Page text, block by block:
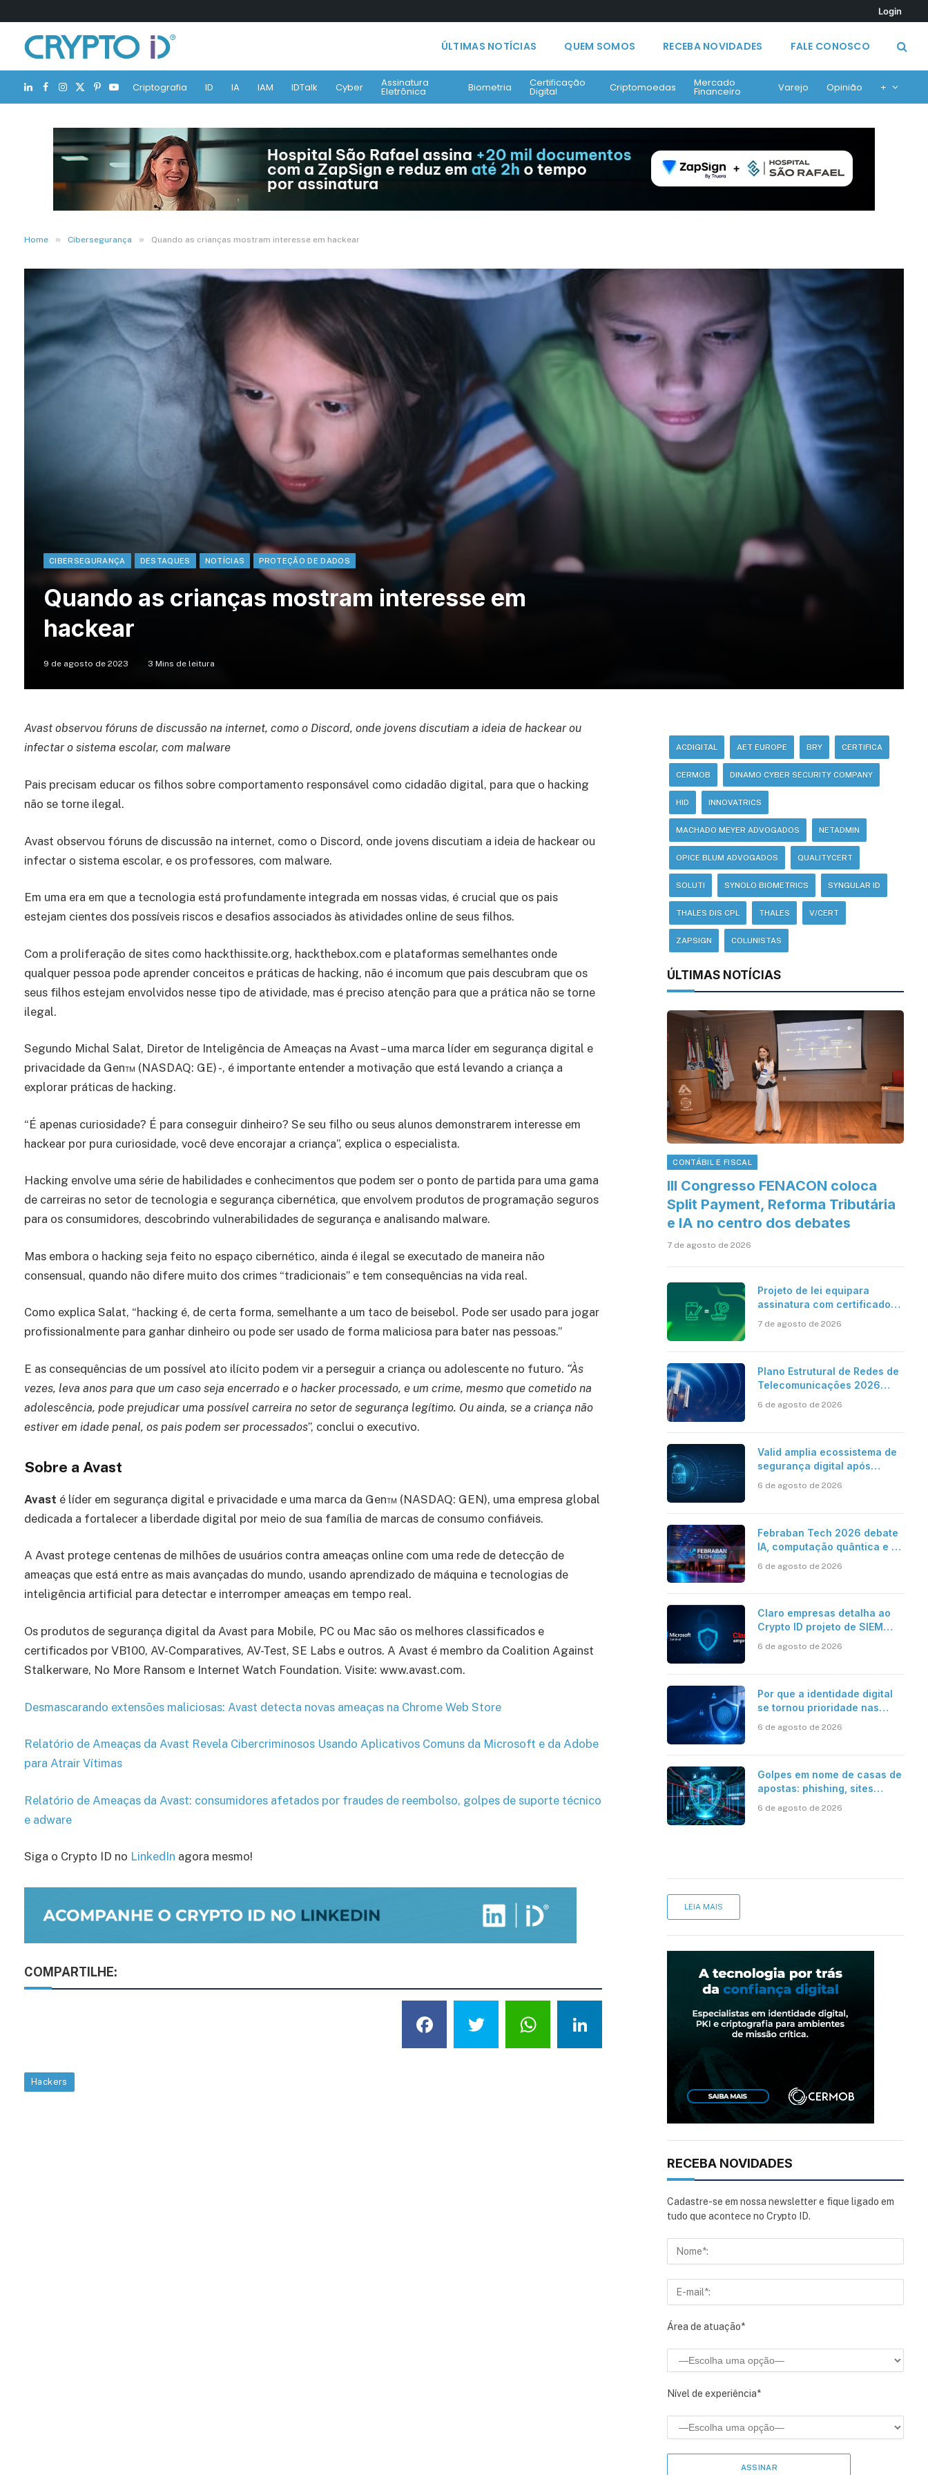
Login
ÚLTIMAS NOTÍCIAS QUEM SOMOS RECEBA NOVIDADES FALE CONOSCO
LinkedIn
Facebook
Instagram
X
(Twitter)
Pinterest
YouTubeCriptografia ID IA IAM IDTalk Cyber Assinatura
Eletrônica Biometria Certificação
Digital Criptomoedas Mercado
Financeiro Varejo Opinião +
Home » Cibersegurança » Quando as crianças mostram interesse em hackear
CIBERSEGURANÇA DESTAQUES NOTÍCIAS PROTEÇÃO DE DADOS
Quando as crianças mostram interesse em
hackear
9 de agosto de 2023 3 Mins de leitura
Avast observou fóruns de discussão na internet, como o Discord, onde jovens discutiam a ideia de hackear ou
infectar o sistema escolar, com malware
Pais precisam educar os filhos sobre comportamento responsável como cidadão digital, para que o hacking
não se torne ilegal.
Avast observou fóruns de discussão na internet, como o Discord, onde jovens discutiam a ideia de hackear ou
infectar o sistema escolar, e os professores, com malware.
Em uma era em que a tecnologia está profundamente integrada em nossas vidas, é crucial que os pais
estejam cientes dos possíveis riscos e desafios associados às atividades online de seus filhos.
Com a proliferação de sites como hackthissite.org, hackthebox.com e plataformas semelhantes onde
qualquer pessoa pode aprender conceitos e práticas de hacking, não é incomum que pais descubram que os
seus filhos estejam envolvidos nesse tipo de atividade, mas é preciso atenção para que a prática não se torne
ilegal.
Segundo Michal Salat, Diretor de Inteligência de Ameaças na Avast – uma marca líder em segurança digital e
privacidade da Gen™ (NASDAQ: GE) -, é importante entender a motivação que está levando a criança a
explorar práticas de hacking.
“É apenas curiosidade? É para conseguir dinheiro? Se seu filho ou seus alunos demonstrarem interesse em
hackear por pura curiosidade, você deve encorajar a criança”, explica o especialista.
Hacking envolve uma série de habilidades e conhecimentos que podem ser o ponto de partida para uma gama
de carreiras no setor de tecnologia e segurança cibernética, que envolvem produtos de programação seguros
para os consumidores, descobrindo vulnerabilidades de segurança e analisando malware.
Mas embora o hacking seja feito no espaço cibernético, ainda é ilegal se executado de maneira não
consensual, quando não difere muito dos crimes “tradicionais” e tem consequências na vida real.
Como explica Salat, “hacking é, de certa forma, semelhante a um taco de beisebol. Pode ser usado para jogar
profissionalmente para ganhar dinheiro ou pode ser usado de forma maliciosa para bater nas pessoas.”
E as consequências de um possível ato ilícito podem vir a perseguir a criança ou adolescente no futuro. “Às
vezes, leva anos para que um caso seja encerrado e o hacker processado, e um crime, mesmo que cometido na
adolescência, pode prejudicar uma possível carreira no setor de segurança legítimo. Ou ainda, se a criança não
estiver em idade penal, os pais podem ser processados”, conclui o executivo.
Sobre a Avast
Avast é líder em segurança digital e privacidade e uma marca da Gen™ (NASDAQ: GEN), uma empresa global
dedicada a fortalecer a liberdade digital por meio de sua família de marcas de consumo confiáveis.
A Avast protege centenas de milhões de usuários contra ameaças online com uma rede de detecção de
ameaças que está entre as mais avançadas do mundo, usando aprendizado de máquina e tecnologias de
inteligência artificial para detectar e interromper ameaças em tempo real.
Os produtos de segurança digital da Avast para Mobile, PC ou Mac são os melhores classificados e
certificados por VB100, AV-Comparatives, AV-Test, SE Labs e outros. A Avast é membro da Coalition Against
Stalkerware, No More Ransom e Internet Watch Foundation. Visite: www.avast.com.
Desmascarando extensões maliciosas: Avast detecta novas ameaças na Chrome Web Store
Relatório de Ameaças da Avast Revela Cibercriminosos Usando Aplicativos Comuns da Microsoft e da Adobe
para Atrair Vítimas
Relatório de Ameaças da Avast: consumidores afetados por fraudes de reembolso, golpes de suporte técnico
e adware
Siga o Crypto ID no LinkedIn agora mesmo!
COMPARTILHE:
Facebook
TwitterWhatsApp
LinkedIn
Hackers
ACDIGITAL AET EUROPE BRY CERTIFICA
CERMOB DINAMO CYBER SECURITY COMPANY
HID INNOVATRICS
MACHADO MEYER ADVOGADOS NETADMIN
OPICE BLUM ADVOGADOS QUALITYCERT
SOLUTI SYNOLO BIOMETRICS SYNGULAR ID
THALES DIS CPL THALES V/CERT
ZAPSIGN COLUNISTAS
ÚLTIMAS NOTÍCIAS
CONTÁBIL E FISCAL
III Congresso FENACON coloca
Split Payment, Reforma Tributária
e IA no centro dos debates
7 de agosto de 2026
Projeto de lei equipara
assinatura com certificado
reconhecimento de firma em
7 de agosto de 2026
Plano Estrutural de Redes de
Telecomunicações 2026
móvel, mas mantém desafio
6 de agosto de 2026
Valid amplia ecossistema de
segurança digital após
6 de agosto de 2026
Febraban Tech 2026 debate
IA, computação quântica e os
bancária
6 de agosto de 2026
Claro empresas detalha ao
Crypto ID projeto de SIEM
resposta automatizada
6 de agosto de 2026
Por que a identidade digital
se tornou prioridade nas
6 de agosto de 2026
Golpes em nome de casas de
apostas: phishing, sites
6 de agosto de 2026
LEIA MAIS
RECEBA NOVIDADES
Cadastre-se em nossa newsletter e fique ligado em
tudo que acontece no Crypto ID.
Área de atuação*
Nível de experiência*